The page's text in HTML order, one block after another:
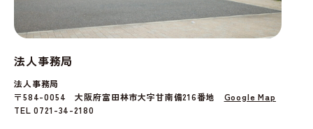
法人事務局
法人事務局
〒584-0054 大阪府富田林市大字甘南備216番地 Google Map
TEL 0721-34-2180